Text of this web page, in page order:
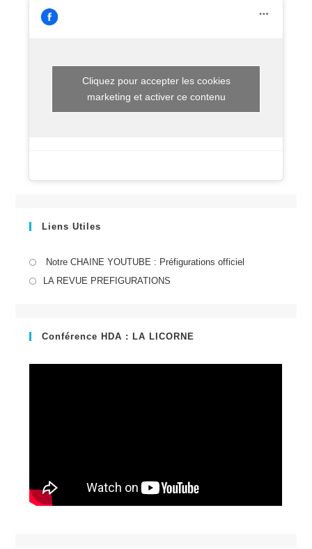
Cliquez pour accepter les cookies
marketing et activer ce contenu
Liens Utiles
Notre CHAINE YOUTUBE : Préfigurations officiel
LA REVUE PREFIGURATIONS
nouvel
Conférence HDA : LA LICORNE